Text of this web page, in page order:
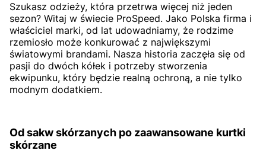
Szukasz odzieży, która przetrwa więcej niż jeden
sezon? Witaj w świecie ProSpeed. Jako Polska firma i
właściciel marki, od lat udowadniamy, że rodzime
rzemiosło może konkurować z największymi
światowymi brandami. Nasza historia zaczęła się od
pasji do dwóch kółek i potrzeby stworzenia
ekwipunku, który będzie realną ochroną, a nie tylko
modnym dodatkiem.
Od sakw skórzanych po zaawansowane kurtki
skórzane